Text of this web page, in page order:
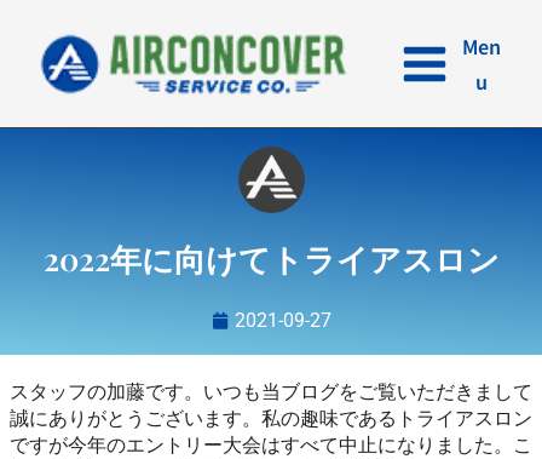
キ
Men
u
2022年に向けてトライアスロン
2021-09-27
スタッフの加藤です。いつも当ブログをご覧いただきまして
誠にありがとうございます。私の趣味であるトライアスロン
ですが今年のエントリー大会はすべて中止になりました。こ